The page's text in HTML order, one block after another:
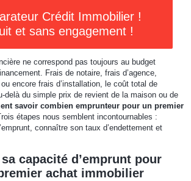
Crédit Immobilier !
et sans engagement !
ne correspond pas toujours au budget
Frais de notaire, frais d’agence,
encore frais d’installation, le coût total de
delà du simple prix de revient de la maison ou de
savoir combien emprunteur pour un premier
étapes nous semblent incontournables :
connaître son taux d’endettement et
capacité d’emprunt pour
achat immobilier